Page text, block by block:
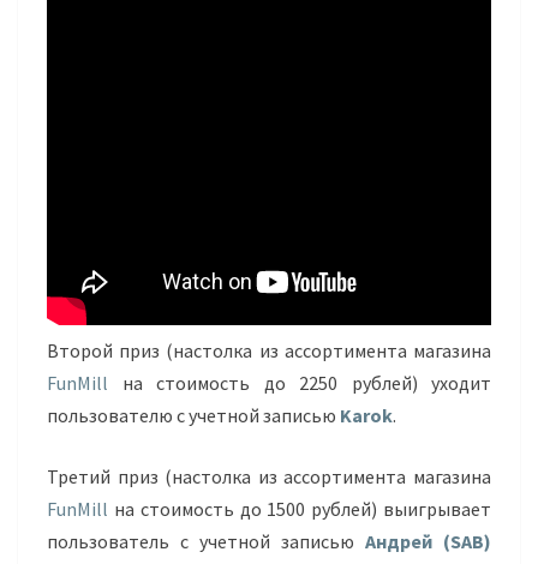
Второй приз (настолка из ассортимента магазина
FunMill на стоимость до 2250 рублей) уходит
пользователю с учетной записью Karok.
Третий приз (настолка из ассортимента магазина
FunMill на стоимость до 1500 рублей) выигрывает
пользователь с учетной записью Андрей (SAB)